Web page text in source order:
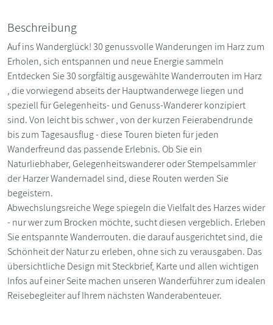
Beschreibung
Auf ins Wanderglück! 30 genussvolle Wanderungen im Harz zum
Erholen, sich entspannen und neue Energie sammeln
Entdecken Sie 30 sorgfältig ausgewählte Wanderrouten im Harz
, die vorwiegend abseits der Hauptwanderwege liegen und
speziell für Gelegenheits- und Genuss-Wanderer konzipiert
sind. Von leicht bis schwer , von der kurzen Feierabendrunde
bis zum Tagesausflug - diese Touren bieten für jeden
Wanderfreund das passende Erlebnis. Ob Sie ein
Naturliebhaber, Gelegenheitswanderer oder Stempelsammler
der Harzer Wandernadel sind, diese Routen werden Sie
begeistern.
Abwechslungsreiche Wege spiegeln die Vielfalt des Harzes wider
- nur wer zum Brocken möchte, sucht diesen vergeblich. Erleben
Sie entspannte Wanderrouten. die darauf ausgerichtet sind, die
Schönheit der Natur zu erleben, ohne sich zu verausgaben. Das
übersichtliche Design mit Steckbrief, Karte und allen wichtigen
Infos auf einer Seite machen unseren Wanderführer zum idealen
Reisebegleiter auf Ihrem nächsten Wanderabenteuer.